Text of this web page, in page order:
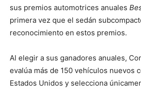
sus premios automotrices anuales
primera vez que el sedán
reconocimiento en estos premios.
Al elegir a sus ganadores anuales,
evalúa más de 150 vehículos nuevos
Estados Unidos y selecciona